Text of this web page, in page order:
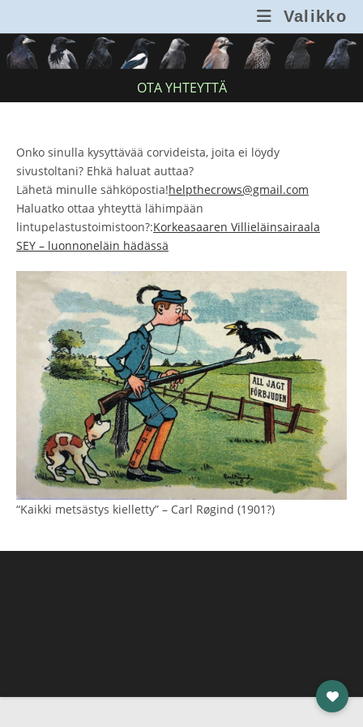
sisältöön
Valikko
OTA YHTEYTTÄ
Onko sinulla kysyttävää corvideista, joita ei löydy
sivustoltani? Ehkä haluat auttaa?
Lähetä minulle sähköpostia!helpthecrows@gmail.com
Haluatko ottaa yhteyttä lähimpään
lintupelastustoimistoon?:Korkeasaaren Villieläinsairaala
SEY – luonnoneläin hädässä
“Kaikki metsästys kielletty” – Carl Røgind (1901?)